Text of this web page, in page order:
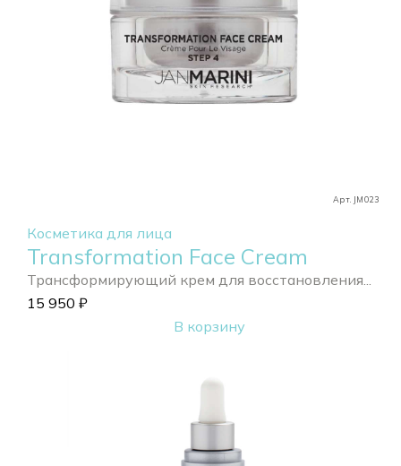
Арт. JM023
Косметика для лица
Transformation Face Cream
Трансформирующий крем для восстановления...
15 950 ₽
В корзину